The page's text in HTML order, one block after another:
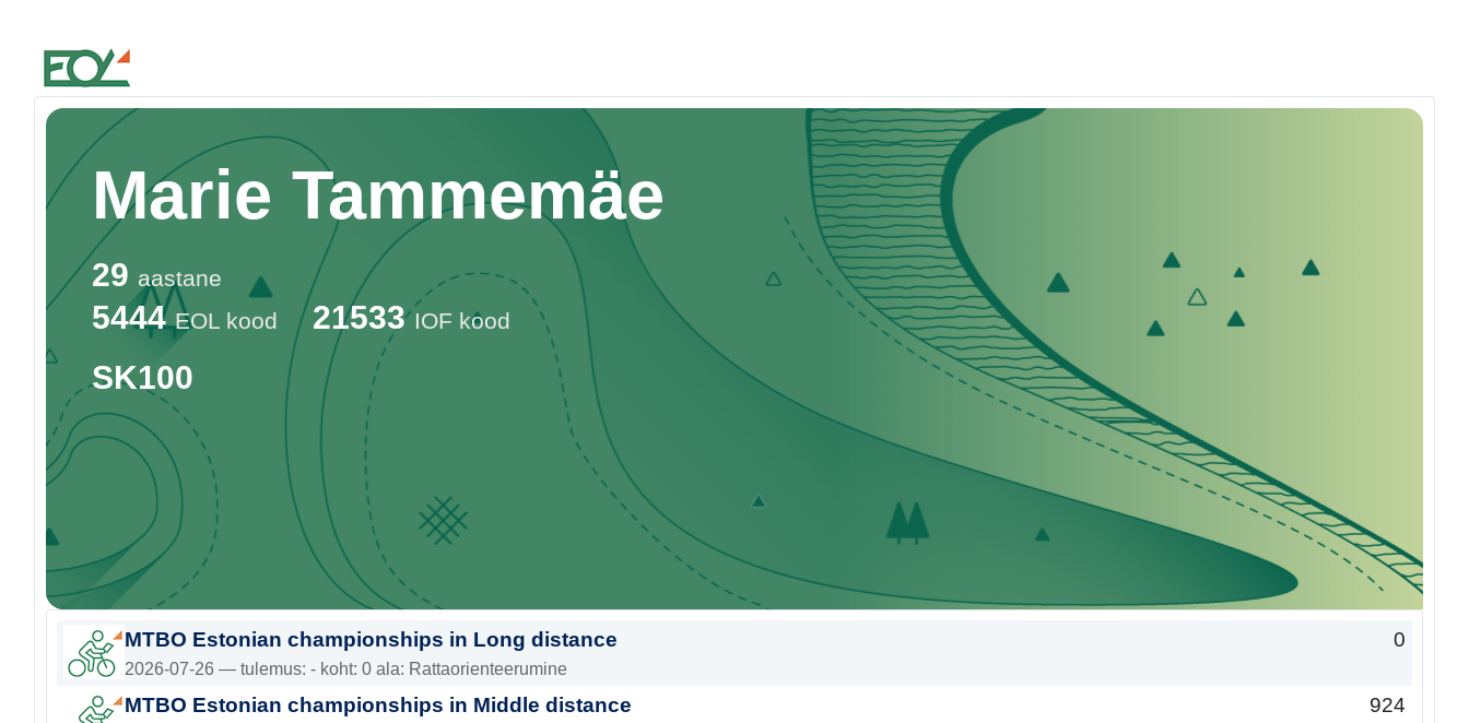
Estonian Orienteering Federation
Marie Tammemäe
29 aastane
5444EOL kood 21533 IOF kood
SK100
MTBO Estonian championships in Long distance
2026-07-26 — tulemus: - koht: 0 ala: Rattaorienteerumine
0
MTBO Estonian championships in Middle distance 924